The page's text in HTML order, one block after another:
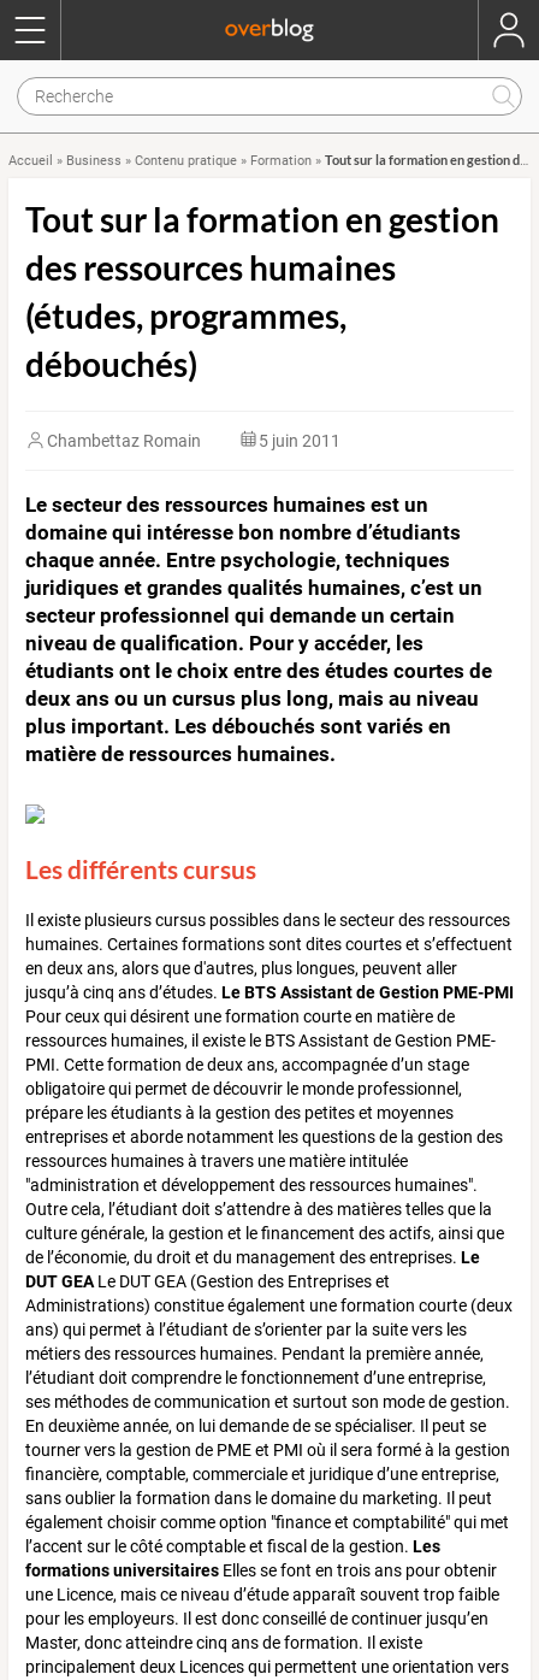
Accueil » Business » Contenu pratique » Formation » Tout sur la formation en gestion des ressources humaines (études, programmes, débouchés)
Tout sur la formation en gestion
des ressources humaines
(études, programmes,
débouchés)
Chambettaz Romain 5 juin 2011
Le secteur des ressources humaines est un
domaine qui intéresse bon nombre d’étudiants
chaque année. Entre psychologie, techniques
juridiques et grandes qualités humaines, c’est un
secteur professionnel qui demande un certain
niveau de qualification. Pour y accéder, les
étudiants ont le choix entre des études courtes de
deux ans ou un cursus plus long, mais au niveau
plus important. Les débouchés sont variés en
matière de ressources humaines.
Les différents cursus
Il existe plusieurs cursus possibles dans le secteur des ressources
humaines. Certaines formations sont dites courtes et s’effectuent
en deux ans, alors que d'autres, plus longues, peuvent aller
jusqu’à cinq ans d’études. Le BTS Assistant de Gestion PME-PMI
Pour ceux qui désirent une formation courte en matière de
ressources humaines, il existe le BTS Assistant de Gestion PME-
PMI. Cette formation de deux ans, accompagnée d’un stage
obligatoire qui permet de découvrir le monde professionnel,
prépare les étudiants à la gestion des petites et moyennes
entreprises et aborde notamment les questions de la gestion des
ressources humaines à travers une matière intitulée
"administration et développement des ressources humaines".
Outre cela, l’étudiant doit s’attendre à des matières telles que la
culture générale, la gestion et le financement des actifs, ainsi que
de l’économie, du droit et du management des entreprises. Le
DUT GEA Le DUT GEA (Gestion des Entreprises et
Administrations) constitue également une formation courte (deux
ans) qui permet à l’étudiant de s’orienter par la suite vers les
métiers des ressources humaines. Pendant la première année,
l’étudiant doit comprendre le fonctionnement d’une entreprise,
ses méthodes de communication et surtout son mode de gestion.
En deuxième année, on lui demande de se spécialiser. Il peut se
tourner vers la gestion de PME et PMI où il sera formé à la gestion
financière, comptable, commerciale et juridique d’une entreprise,
sans oublier la formation dans le domaine du marketing. Il peut
également choisir comme option "finance et comptabilité" qui met
l’accent sur le côté comptable et fiscal de la gestion. Les
formations universitaires Elles se font en trois ans pour obtenir
une Licence, mais ce niveau d’étude apparaît souvent trop faible
pour les employeurs. Il est donc conseillé de continuer jusqu’en
Master, donc atteindre cinq ans de formation. Il existe
principalement deux Licences qui permettent une orientation vers